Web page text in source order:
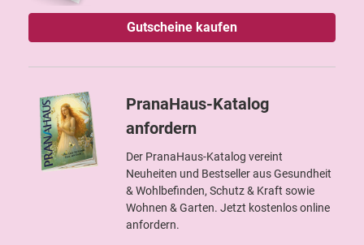
Gutscheine kaufen
PranaHaus-Katalog
anfordern
Der PranaHaus-Katalog vereint
Neuheiten und Bestseller aus Gesundheit
& Wohlbefinden, Schutz & Kraft sowie
Wohnen & Garten. Jetzt kostenlos online
anfordern.